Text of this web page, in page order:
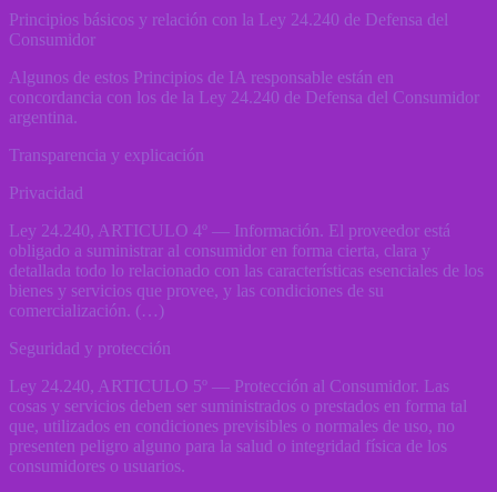
Principios básicos y relación con la Ley 24.240 de Defensa del
Consumidor
Algunos de estos Principios de IA responsable están en
concordancia con los de la Ley 24.240 de Defensa del Consumidor
argentina.
Transparencia y explicación
Privacidad
Ley 24.240, ARTICULO 4º — Información. El proveedor está
obligado a suministrar al consumidor en forma cierta, clara y
detallada todo lo relacionado con las características esenciales de los
bienes y servicios que provee, y las condiciones de su
comercialización. (…)
Seguridad y protección
Ley 24.240, ARTICULO 5º — Protección al Consumidor. Las
cosas y servicios deben ser suministrados o prestados en forma tal
que, utilizados en condiciones previsibles o normales de uso, no
presenten peligro alguno para la salud o integridad física de los
consumidores o usuarios.